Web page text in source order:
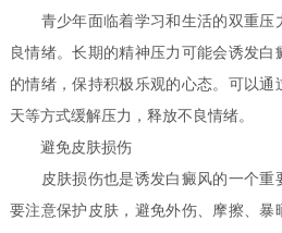
青少年面临着学习和生活的双重压
良情绪。长期的精神压力可能会诱发
的情绪，保持积极乐观的心态。可以
天等方式缓解压力，释放不良情绪。
避免皮肤损伤
皮肤损伤也是诱发白癜风的一个重
要注意保护皮肤，避免外伤、摩擦、